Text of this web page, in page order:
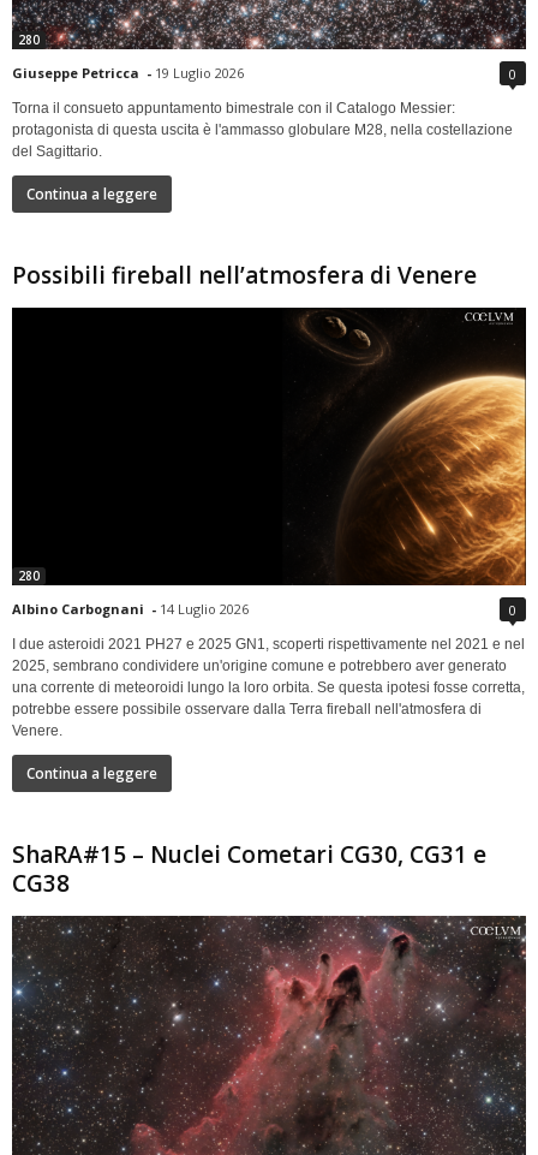
280
Giuseppe Petricca - 19 Luglio 2026 0
Torna il consueto appuntamento bimestrale con il Catalogo Messier:
protagonista di questa uscita è l'ammasso globulare M28, nella costellazione
del Sagittario.
Continua a leggere
Possibili fireball nell’atmosfera di Venere
280
Albino Carbognani - 14 Luglio 2026 0
I due asteroidi 2021 PH27 e 2025 GN1, scoperti rispettivamente nel 2021 e nel
2025, sembrano condividere un'origine comune e potrebbero aver generato
una corrente di meteoroidi lungo la loro orbita. Se questa ipotesi fosse corretta,
potrebbe essere possibile osservare dalla Terra fireball nell'atmosfera di
Venere.
Continua a leggere
ShaRA#15 – Nuclei Cometari CG30, CG31 e
CG38